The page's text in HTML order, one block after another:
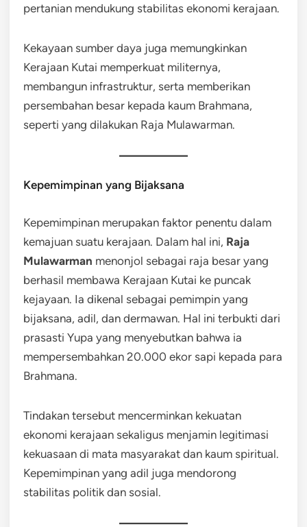
pertanian mendukung stabilitas ekonomi kerajaan.
Kekayaan sumber daya juga memungkinkan
Kerajaan Kutai memperkuat militernya,
membangun infrastruktur, serta memberikan
persembahan besar kepada kaum Brahmana,
seperti yang dilakukan Raja Mulawarman.
Kepemimpinan yang Bijaksana
Kepemimpinan merupakan faktor penentu dalam
kemajuan suatu kerajaan. Dalam hal ini, Raja
Mulawarman menonjol sebagai raja besar yang
berhasil membawa Kerajaan Kutai ke puncak
kejayaan. Ia dikenal sebagai pemimpin yang
bijaksana, adil, dan dermawan. Hal ini terbukti dari
prasasti Yupa yang menyebutkan bahwa ia
mempersembahkan 20.000 ekor sapi kepada para
Brahmana.
Tindakan tersebut mencerminkan kekuatan
ekonomi kerajaan sekaligus menjamin legitimasi
kekuasaan di mata masyarakat dan kaum spiritual.
Kepemimpinan yang adil juga mendorong
stabilitas politik dan sosial.